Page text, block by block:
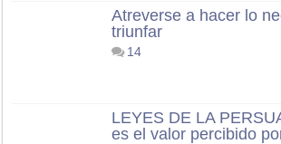
Atreverse a hacer lo
triunfar
14
LEYES DE LA
es el valor percibido